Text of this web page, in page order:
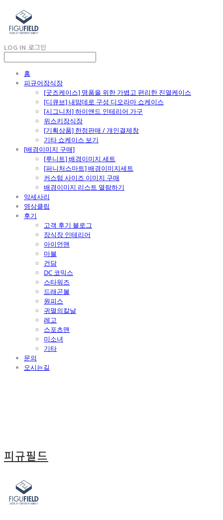
LOG IN 로그인
홈
피규어장식장
[굿즈케이스] 명품을 위한 가볍고 편리한 진열케이스
[디큐브] 내맘데로 구성 디오라마 쇼케이스
[시그니처] 하이앤드 인테리어 가구
위스키장식장
[기획상품] 한정판매 / 개인결제창
기타 쇼케이스 보기
[배경이미지 구매]
[루니트] 배경이미지 세트
[퍼니처스마트] 배경이미지세트
커스텀 사이즈 이미지 구매
배경이미지 리스트 열람하기
악세사리
영상클립
후기
고객 후기 블로그
장식장 인테리어
아이언맨
마블
건담
DC 코믹스
스타워즈
드래곤볼
원피스
귀멸의칼날
레고
스포츠맨
미소녀
기타
문의
오시는길
피규필드